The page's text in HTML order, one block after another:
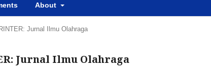
About
Jurnal Ilmu Olahraga
Jurnal Ilmu Olahraga